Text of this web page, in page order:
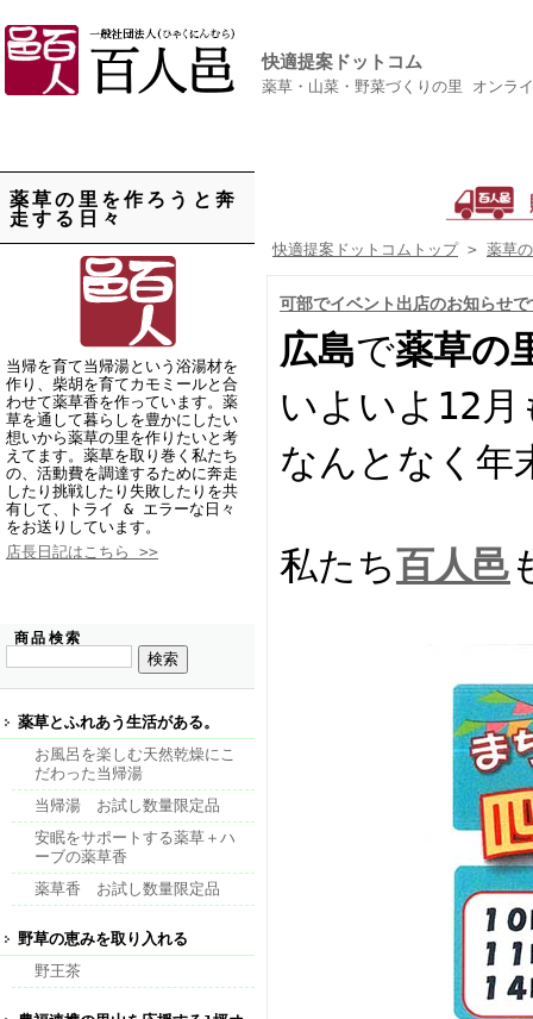
快適提案ドットコム
薬草・山菜・野菜づくりの里 オンラ
薬草の里を作ろうと奔
走する日々
当帰を育て当帰湯という浴湯材を
作り、柴胡を育てカモミールと合
わせて薬草香を作っています。薬
草を通して暮らしを豊かにしたい
想いから薬草の里を作りたいと考
えてます。薬草を取り巻く私たち
の、活動費を調達するために奔走
したり挑戦したり失敗したりを共
有して、トライ & エラーな日々
をお送りしています。
店長日記はこちら >>
商品検索
薬草とふれあう生活がある。
お風呂を楽しむ天然乾燥にこ
だわった当帰湯
当帰湯 お試し数量限定品
安眠をサポートする薬草＋ハ
ーブの薬草香
薬草香 お試し数量限定品
野草の恵みを取り入れる
野王茶
快適提案ドットコムトップ> 薬草
可部でイベント出店のお知らせ
広島で薬草の
いよいよ12
なんとなく年
私たち百人邑